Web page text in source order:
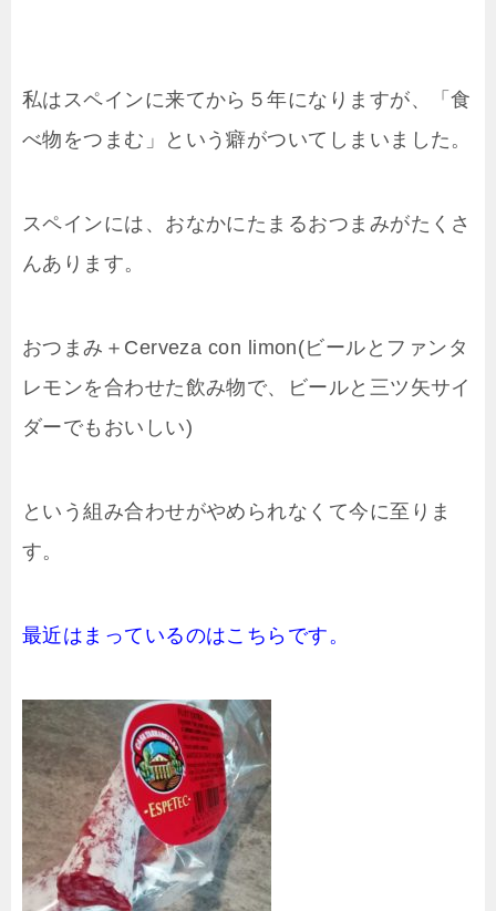
私はスペインに来てから５年になりますが、「食
べ物をつまむ」という癖がついてしまいました。
スペインには、おなかにたまるおつまみがたくさ
んあります。
おつまみ＋Cerveza con limon(ビールとファンタ
レモンを合わせた飲み物で、ビールと三ツ矢サイ
ダーでもおいしい)
という組み合わせがやめられなくて今に至りま
す。
最近はまっているのはこちらです。